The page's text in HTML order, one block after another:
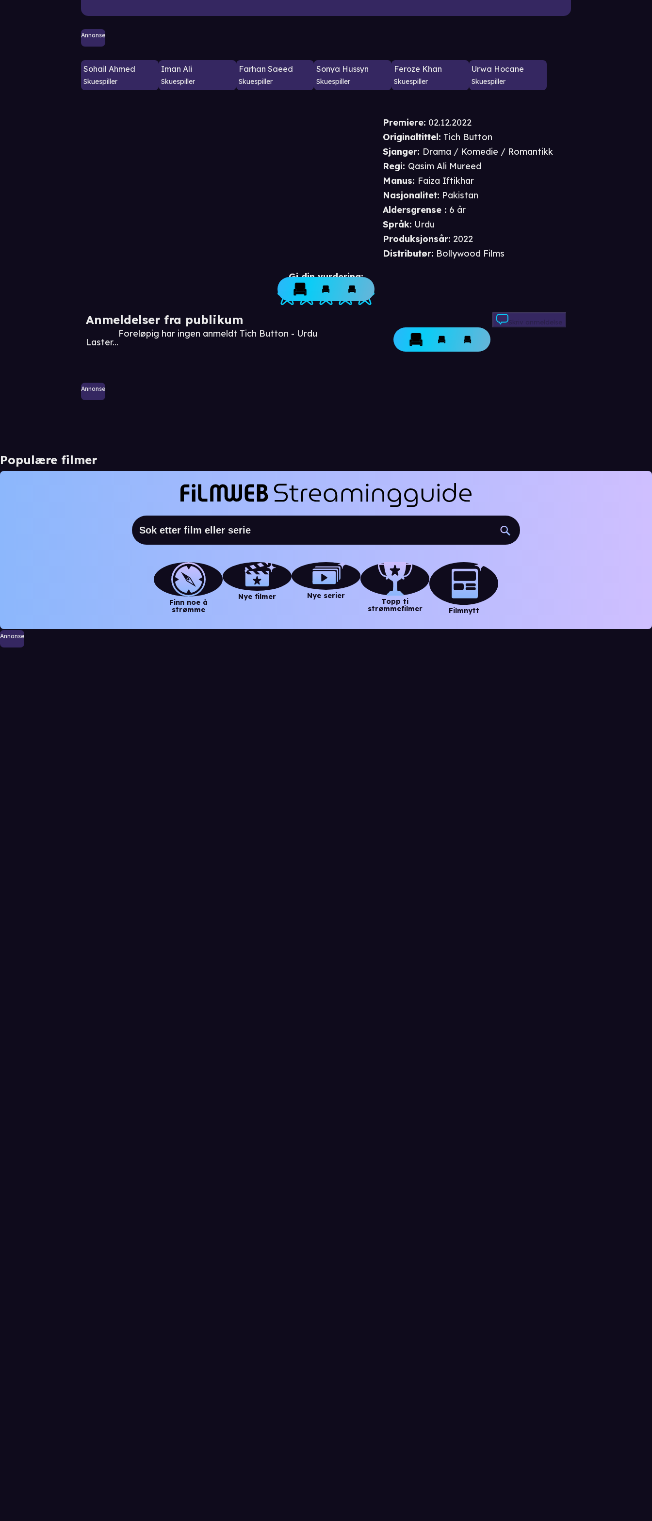
Annonse
Sohail Ahmed
Skuespiller
Iman Ali
Skuespiller
Farhan Saeed
Skuespiller
Sonya Hussyn
Skuespiller
Feroze Khan
Skuespiller
Urwa Hocane
Skuespiller
Gi din vurdering:
Anmeldelser fra publikum
Laster...
Foreløpig har ingen anmeldt Tich Button - Urdu
Skriv anmeldelse
Annonse
Premiere: 02.12.2022
Originaltittel: Tich Button
Sjanger: Drama / Komedie / Romantikk
Regi: Qasim Ali Mureed
Manus: Faiza Iftikhar
Nasjonalitet: Pakistan
Aldersgrense : 6 år
Språk: Urdu
Produksjonsår: 2022
Distributør: Bollywood Films
Populære filmer
Finn noe å
strømme
Nye filmer Nye serier
Topp ti
strømmefilmer
Filmnytt
Annonse